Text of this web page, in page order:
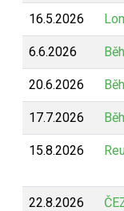
16.5.2026
6.6.2026
20.6.2026
17.7.2026
15.8.2026
22.8.2026